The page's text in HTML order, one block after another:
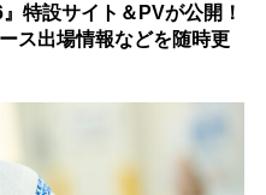
特設サイト＆PVが公開！
ス出場情報などを随時更